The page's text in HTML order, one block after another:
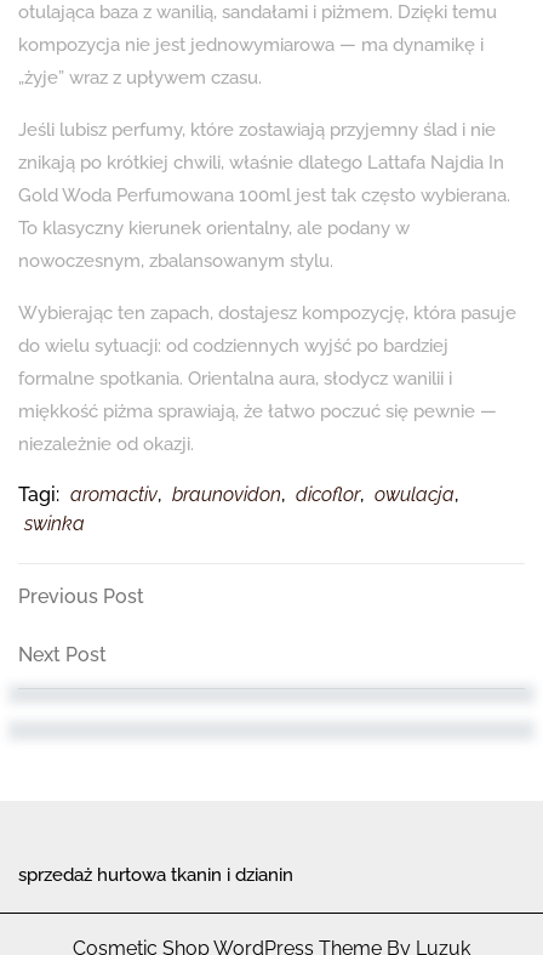
otulająca baza z wanilią, sandałami i piżmem. Dzięki temu
kompozycja nie jest jednowymiarowa — ma dynamikę i
„żyje” wraz z upływem czasu.
Jeśli lubisz perfumy, które zostawiają przyjemny ślad i nie
znikają po krótkiej chwili, właśnie dlatego Lattafa Najdia In
Gold Woda Perfumowana 100ml jest tak często wybierana.
To klasyczny kierunek orientalny, ale podany w
nowoczesnym, zbalansowanym stylu.
Wybierając ten zapach, dostajesz kompozycję, która pasuje
do wielu sytuacji: od codziennych wyjść po bardziej
formalne spotkania. Orientalna aura, słodycz wanilii i
miękkość piżma sprawiają, że łatwo poczuć się pewnie —
niezależnie od okazji.
Tagi: aromactiv, braunovidon, dicoflor, owulacja,
swinka
Nawigacja
wpisu
Previous
Previous Post
Next
Post
Next Post
sprzedaż hurtowa tkanin i dzianin
Cosmetic Shop WordPress Theme By Luzuk